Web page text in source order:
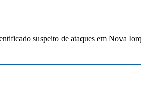
suspeito de ataques em Nova